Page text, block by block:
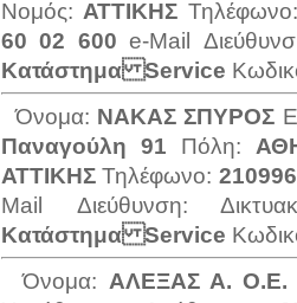
Νομός: ΑΤΤΙΚΗΣ
60 02 600 e-Mail
Κατάστημα Service
Όνομα: ΝΑΚΑΣ ΣΠΥΡΟΣ
Παναγούλη 91
Πόλη:
ΑΤΤΙΚΗΣ Τηλέφωνο:
Mail Διεύθυνση:
Κατάστημα Service
Όνομα: ΑΛΕΞΑΣ Α. Ο.Ε.